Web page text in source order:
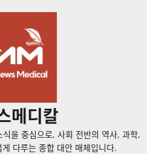
메디칼
을 중심으로, 사회 전반의 역사, 과학,
다루는 종합 대안 매체입니다.